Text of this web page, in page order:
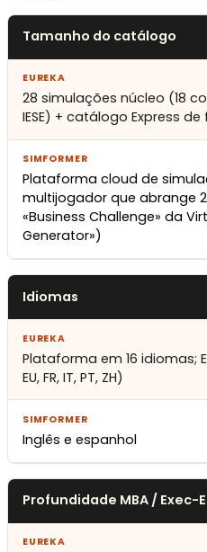
Tamanho do catálogo
28 simulações núcleo (18
IESE) + catálogo Express
Plataforma cloud de
multijogador que abrange
«Business Challenge» da
Generator»)
Idiomas
Plataforma em 16 idiomas;
EU, FR, IT, PT, ZH)
Inglês e espanhol
Profundidade MBA / Exec-